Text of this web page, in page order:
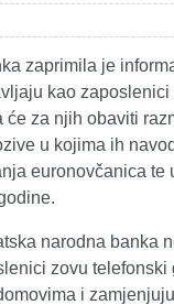
zaprimila je
kao
će za njih obaviti
u kojima ih
euronovčanica
narodna banka
zovu
i